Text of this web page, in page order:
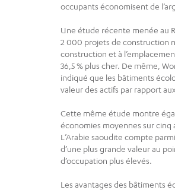
occupants économisent de
Une étude récente menée au
2 000 projets de construction
construction et à
36,5 % plus cher. De même,
indiqué que les bâtiments
valeur des actifs par rapport
Cette même étude montre
économies moyennes sur cinq
L’Arabie saoudite compte
d’une plus grande valeur au
d’occupation plus élevés.
Les avantages des bâtiments